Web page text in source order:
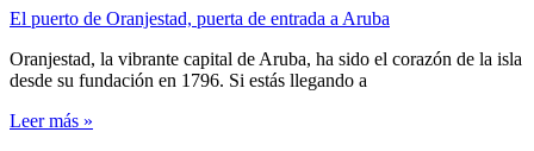
El puerto de Oranjestad, puerta de entrada a Aruba
Oranjestad, la vibrante capital de Aruba, ha sido el corazón de la isla
desde su fundación en 1796. Si estás llegando a
Leer más »